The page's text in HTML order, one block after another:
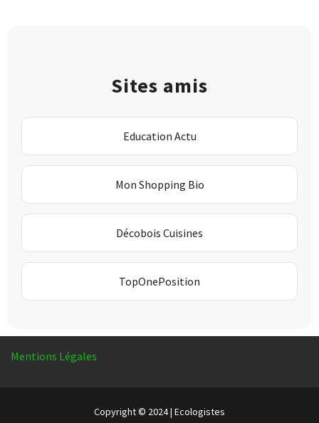
Sites amis
Education Actu
Mon Shopping Bio
Décobois Cuisines
TopOnePosition
Mentions Légales
Copyright © 2024 | Ecologistes